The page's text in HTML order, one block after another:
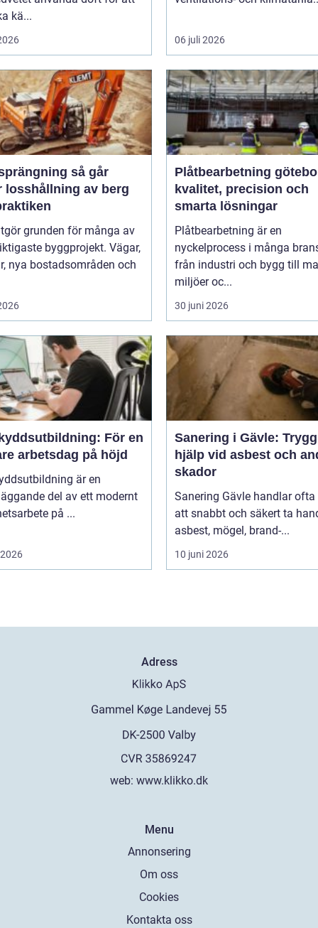
kä...
06 juli 2026
så går
losshållning av berg
grunden för många av
byggprojekt. Vägar,
nya bostadsområden och
Plåtbearbetning
kvalitet, precision och
smarta lösningar
Plåtbearbetning är en
nyckelprocess i många
från industri och bygg till
miljöer oc...
30 juni 2026
För en
arbetsdag på höjd
är en
del av ett modernt
på ...
Sanering i Gävle: Trygg
hjälp vid asbest och
skador
Sanering Gävle handlar ofta
att snabbt och säkert ta
asbest, mögel, brand-...
10 juni 2026
Adress
web: www.klikko.dk
Menu
Annonsering
Om oss
Cookies
Kontakta oss